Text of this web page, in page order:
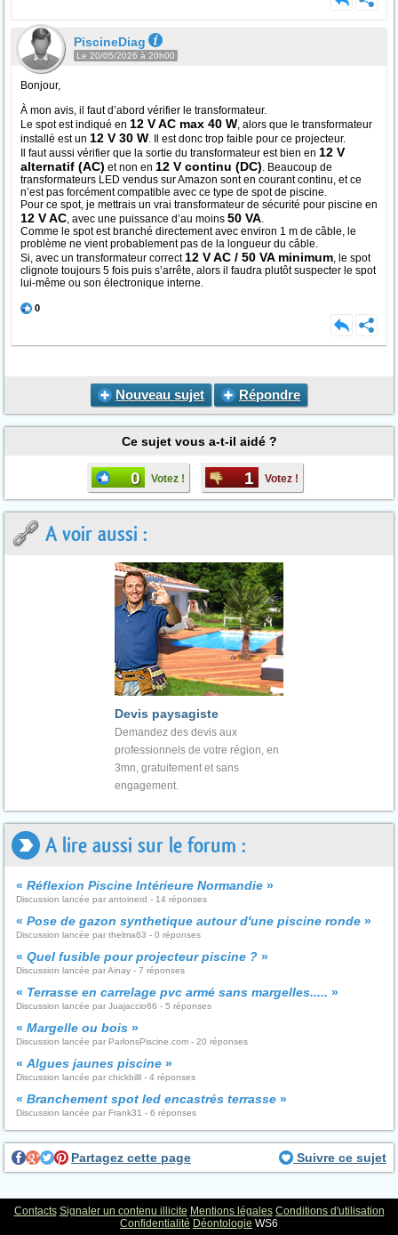
PiscineDiag
Le 20/05/2026 à 20h00
Bonjour,
À mon avis, il faut d’abord vérifier le transformateur.
Le spot est indiqué en 12 V AC max 40 W, alors que le transformateur
installé est un 12 V 30 W. Il est donc trop faible pour ce projecteur.
Il faut aussi vérifier que la sortie du transformateur est bien en 12 V
alternatif (AC) et non en 12 V continu (DC). Beaucoup de
transformateurs LED vendus sur Amazon sont en courant continu, et ce
n’est pas forcément compatible avec ce type de spot de piscine.
Pour ce spot, je mettrais un vrai transformateur de sécurité pour piscine en
12 V AC, avec une puissance d’au moins 50 VA.
Comme le spot est branché directement avec environ 1 m de câble, le
problème ne vient probablement pas de la longueur du câble.
Si, avec un transformateur correct 12 V AC / 50 VA minimum, le spot
clignote toujours 5 fois puis s’arrête, alors il faudra plutôt suspecter le spot
lui-même ou son électronique interne.
0
Nouveau sujet Répondre
Ce sujet vous a-t-il aidé ?
0 Votez ! 1 Votez !
A voir aussi :
Devis paysagiste
Demandez des devis aux
professionnels de votre région, en
3mn, gratuitement et sans
engagement.
A lire aussi sur le forum :
« Réflexion Piscine Intérieure Normandie »
Discussion lancée par antoinerd - 14 réponses
« Pose de gazon synthetique autour d'une piscine ronde »
Discussion lancée par thelma63 - 0 réponses
« Quel fusible pour projecteur piscine ? »
Discussion lancée par Ainay - 7 réponses
« Terrasse en carrelage pvc armé sans margelles..... »
Discussion lancée par Juajaccio66 - 5 réponses
« Margelle ou bois »
Discussion lancée par ParlonsPiscine.com - 20 réponses
« Algues jaunes piscine »
Discussion lancée par chickbilll - 4 réponses
« Branchement spot led encastrés terrasse »
Discussion lancée par Frank31 - 6 réponses
Partagez cette page Suivre ce sujet
Contacts Signaler un contenu illicite Mentions légales Conditions d'utilisation
Confidentialité Déontologie WS6